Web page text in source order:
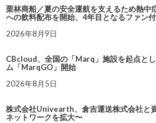
栗林商船／夏の安全運航を支えるため熱中
への飲料配布を開始、4年目となるファン
2026年8月9日
CBcloud、全国の「Marq」施設を起点と
ム「MarqGO」開始
2026年8月5日
株式会社Univearth、倉吉運送株式会社と
ネットワークを拡大〜